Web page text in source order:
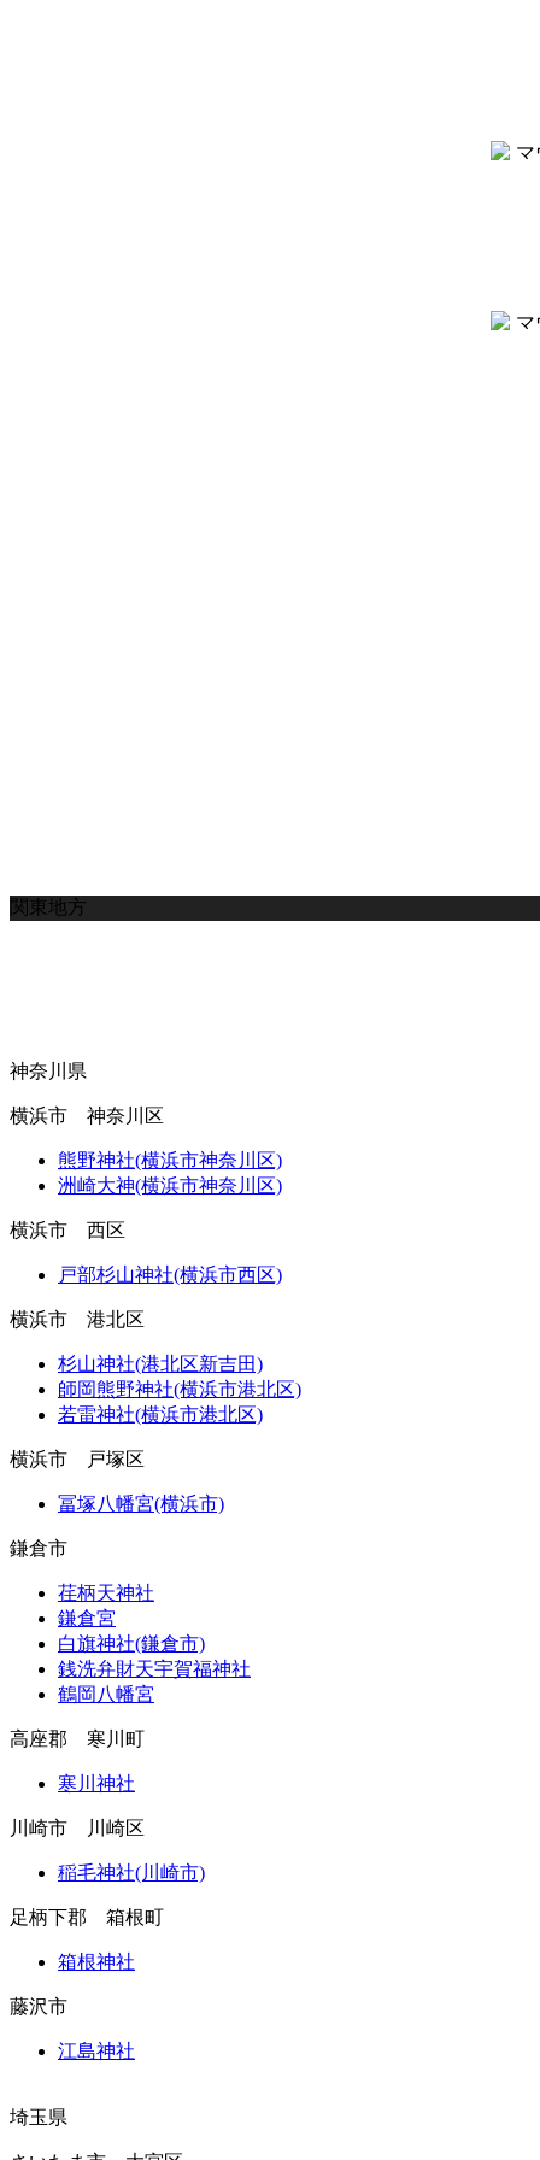
関東地方
神奈川県
横浜市 神奈川区
熊野神社(横浜市神奈川区)
洲崎大神(横浜市神奈川区)
横浜市 西区
戸部杉山神社(横浜市西区)
横浜市 港北区
杉山神社(港北区新吉田)
師岡熊野神社(横浜市港北区)
若雷神社(横浜市港北区)
横浜市 戸塚区
冨塚八幡宮(横浜市)
鎌倉市
荏柄天神社
鎌倉宮
白旗神社(鎌倉市)
銭洗弁財天宇賀福神社
鶴岡八幡宮
高座郡 寒川町
寒川神社
川崎市 川崎区
稲毛神社(川崎市)
足柄下郡 箱根町
箱根神社
藤沢市
江島神社
埼玉県